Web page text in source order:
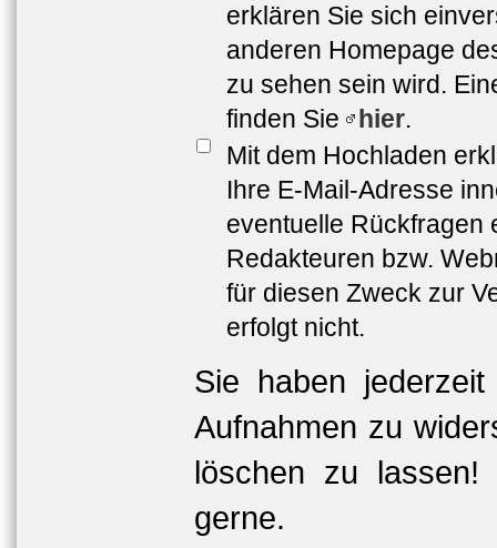
erklären Sie sich
anderen Homepage
zu sehen sein wird.
finden Sie
hier.
Mit dem Hochladen
Ihre E-Mail-Adresse
eventuelle Rückfragen
Redakteuren bzw.
für diesen Zweck zur
erfolgt nicht.
Sie haben
Aufnahmen zu
löschen zu lassen!
gerne.